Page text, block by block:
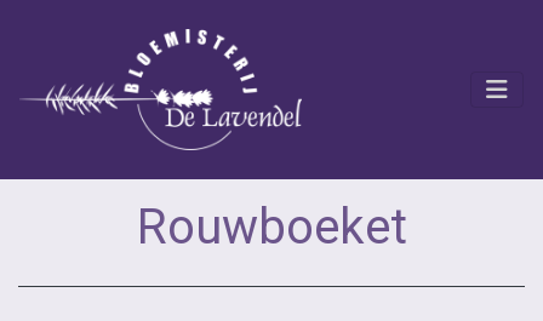
Rouwboeket